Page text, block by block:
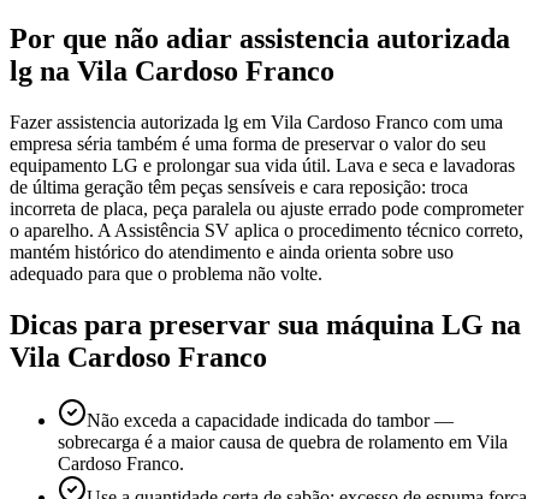
Por que não adiar assistencia autorizada
lg na Vila Cardoso Franco
Fazer assistencia autorizada lg em Vila Cardoso Franco com uma
empresa séria também é uma forma de preservar o valor do seu
equipamento LG e prolongar sua vida útil. Lava e seca e lavadoras
de última geração têm peças sensíveis e cara reposição: troca
incorreta de placa, peça paralela ou ajuste errado pode comprometer
o aparelho. A Assistência SV aplica o procedimento técnico correto,
mantém histórico do atendimento e ainda orienta sobre uso
adequado para que o problema não volte.
Dicas para preservar sua máquina LG na
Vila Cardoso Franco
Não exceda a capacidade indicada do tambor —
sobrecarga é a maior causa de quebra de rolamento em Vila
Cardoso Franco.